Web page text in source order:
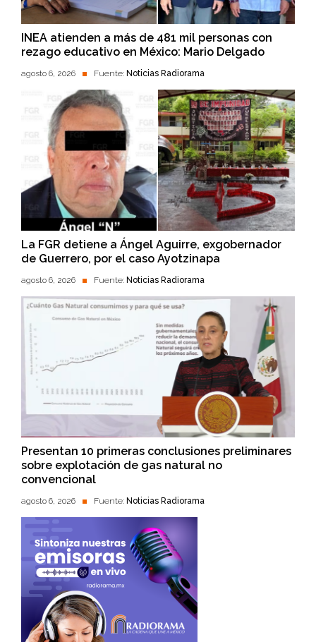
INEA atienden a más de 481 mil personas con
rezago educativo en México: Mario Delgado
agosto 6, 2026 Fuente: Noticias Radiorama
La FGR detiene a Ángel Aguirre, exgobernador
de Guerrero, por el caso Ayotzinapa
agosto 6, 2026 Fuente: Noticias Radiorama
Presentan 10 primeras conclusiones preliminares
sobre explotación de gas natural no
convencional
agosto 6, 2026 Fuente: Noticias Radiorama